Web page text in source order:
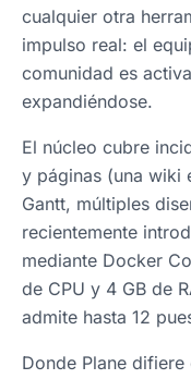
cualquier otra
impulso real: el
comunidad es
expandiéndose.
El núcleo cubre
y páginas (una wiki
Gantt, múltiples
recientemente
mediante Docker
de CPU y 4 GB de
admite hasta 12
Donde Plane